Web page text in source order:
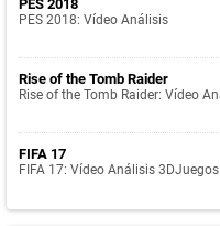
PES 2018
PES 2018: Vídeo Análisis
Rise of the Tomb Raider
Rise of the Tomb Raider: Vídeo
FIFA 17
FIFA 17: Vídeo Análisis 3DJuegos